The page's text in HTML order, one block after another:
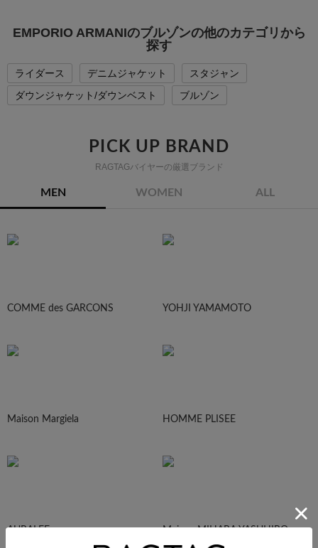
EMPORIO ARMANIのブルゾンの他のカテゴリから
探す
ライダース デニムジャケット
スタジャン
ダウンジャケット/ダウンベスト
ブルゾン
PICK UP BRAND
RAGTAGバイヤーの厳選ブランド
MEN WOMEN ALL
COMME des GARCONS YOHJI YAMAMOTO
Maison Margiela HOMME PLISEE
AURALEE Maison MIHARA YASUHIRO